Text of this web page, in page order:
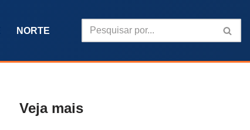
NORTE
Veja mais